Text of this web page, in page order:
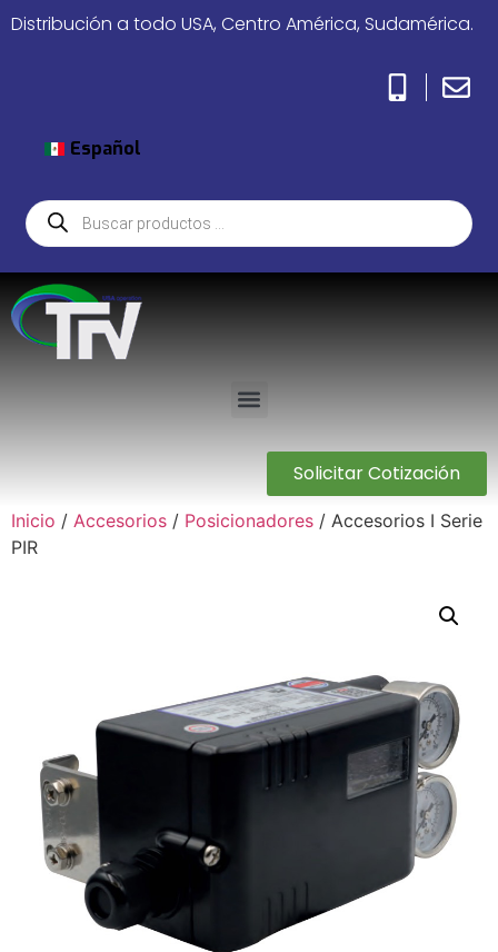
Distribución a todo USA, Centro América, Sudamérica.
Español
Solicitar Cotización
Inicio / Accesorios / Posicionadores / Accesorios I Serie
PIR